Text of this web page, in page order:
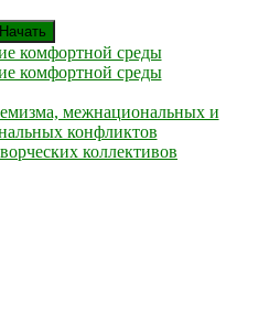
Начать